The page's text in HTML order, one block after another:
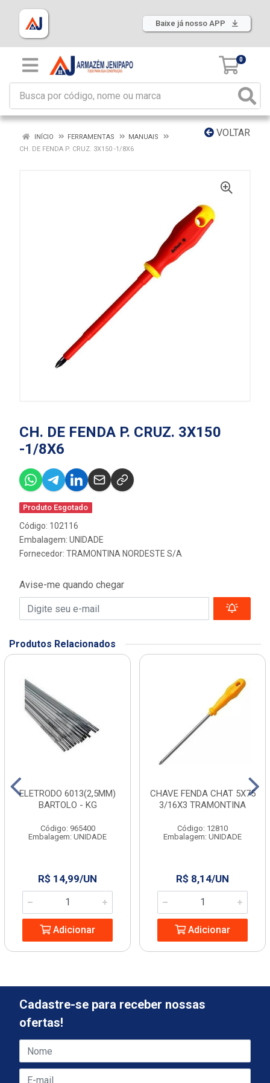
Baixe já nosso APP
0
VOLTAR
INÍCIO FERRAMENTAS
MANUAIS
CH. DE FENDA P. CRUZ. 3X150 -1/8X6
CH. DE FENDA P. CRUZ. 3X150
-1/8X6
Produto Esgotado
Código: 102116
Embalagem: UNIDADE
Fornecedor: TRAMONTINA NORDESTE S/A
Avise-me quando chegar
Produtos Relacionados
ELETRODO 6013(2,5MM)
BARTOLO - KG
Código: 965400
Embalagem: UNIDADE
R$ 14,99/UN
Adicionar
CHAVE FENDA CHAT 5X75
3/16X3 TRAMONTINA
Código: 12810
Embalagem: UNIDADE
R$ 8,14/UN
Adicionar
Cadastre-se para receber nossas
ofertas!